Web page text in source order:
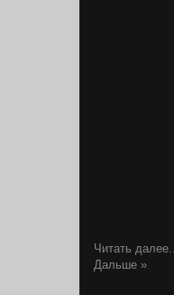
Читать далее...
Дальше »